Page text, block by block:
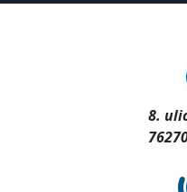
8.